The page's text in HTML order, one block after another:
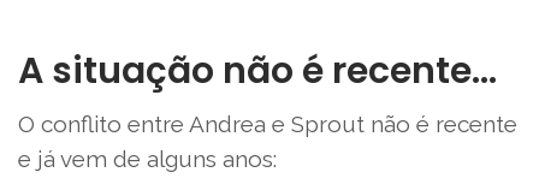
A situação não é recente…
O conflito entre Andrea e Sprout não é recente
e já vem de alguns anos: